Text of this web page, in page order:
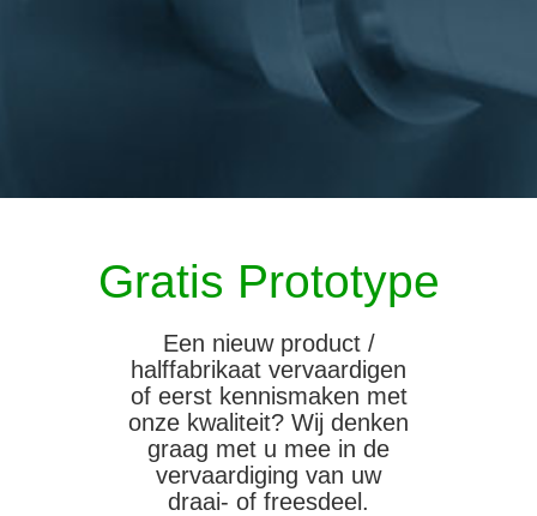
Gratis Prototype
Een nieuw product /
halffabrikaat vervaardigen
of eerst kennismaken met
onze kwaliteit? Wij denken
graag met u mee in de
vervaardiging van uw
draai- of freesdeel.